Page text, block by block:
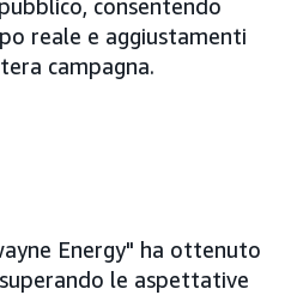
consentendo
reale e aggiustamenti
campagna.
Energy" ha ottenuto
le aspettative